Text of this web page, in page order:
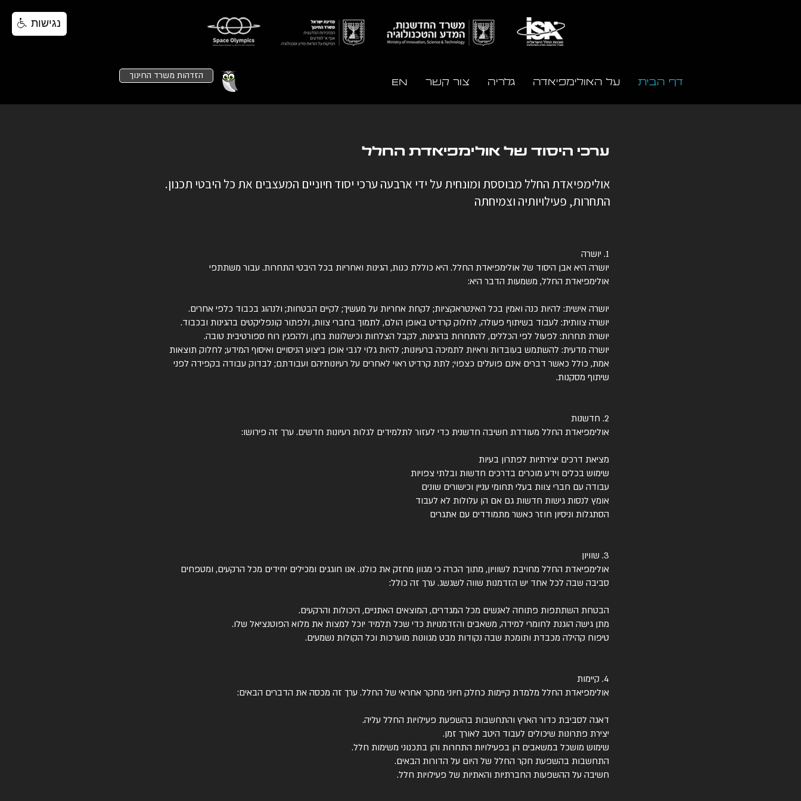
הזדהות משרד החינוך
דף הבית על האולימפיאדה גלריה צור קשר EN
ערכי היסוד של אולימפיאדת החלל
.אולימפיאדת החלל מבוססת ומונחית על ידי ארבעה ערכי יסוד חיוניים המעצבים את כל היבטי תכנון
התחרות, פעילויותיה וצמיחתה
​1. יושרה
יושרה היא אבן היסוד של אולימפיאדת החלל. היא כוללת כנות, הגינות ואחריות בכל היבטי התחרות. עבור משתתפי
אולימפיאדת החלל, משמעות הדבר היא:
יושרה אישית: להיות כנה ואמין בכל האינטראקציות; לקחת אחריות על מעשיך; לקיים הבטחות; ולנהוג בכבוד כלפי אחרים.
יושרה צוותית: לעבוד בשיתוף פעולה, לחלוק קרדיט באופן הולם, לתמוך בחברי צוות, ולפתור קונפליקטים בהגינות ובכבוד.
יושרת תחרות: לפעול לפי הכללים, להתחרות בהגינות, לקבל הצלחות וכישלונות בחן, ולהפגין רוח ספורטיבית טובה.
יושרה מדעית: להשתמש בעובדות וראיות לתמיכה ברעיונות; להיות גלוי לגבי אופן ביצוע הניסויים ואיסוף המידע; לחלוק תוצאות
אמת, כולל כאשר דברים אינם פועלים כצפוי; לתת קרדיט ראוי לאחרים על רעיונותיהם ועבודתם; לבדוק עבודה בקפידה לפני
שיתוף מסקנות.
2. חדשנות
אולימפיאדת החלל מעודדת חשיבה חדשנית כדי לעזור לתלמידים לגלות רעיונות חדשים. ערך זה פירושו:
מציאת דרכים יצירתיות לפתרון בעיות
שימוש בכלים וידע מוכרים בדרכים חדשות ובלתי צפויות
עבודה עם חברי צוות בעלי תחומי עניין וכישורים שונים
אומץ לנסות גישות חדשות גם אם הן עלולות לא לעבוד
הסתגלות וניסיון חוזר כאשר מתמודדים עם אתגרים
3. שוויון
אולימפיאדת החלל מחויבת לשוויון, מתוך הכרה כי מגוון מחזק את כולנו. אנו חוגגים ומכילים יחידים מכל הרקעים, ומטפחים
סביבה שבה לכל אחד יש הזדמנות שווה לשגשג. ערך זה כולל:
הבטחת השתתפות פתוחה לאנשים מכל המגדרים, המוצאים האתניים, היכולות והרקעים.
מתן גישה הוגנת לחומרי למידה, משאבים והזדמנויות כדי שכל תלמיד יוכל למצות את מלוא הפוטנציאל שלו.
טיפוח קהילה מכבדת ותומכת שבה נקודות מבט מגוונות מוערכות וכל הקולות נשמעים.
4. קיימות
אולימפיאדת החלל מלמדת קיימות כחלק חיוני מחקר אחראי של החלל. ערך זה מכסה את הדברים הבאים:
דאגה לסביבת כדור הארץ והתחשבות בהשפעת פעילויות החלל עליה.
יצירת פתרונות שיכולים לעבוד היטב לאורך זמן.
שימוש מושכל במשאבים הן בפעילויות התחרות והן בתכנוני משימות חלל.
התחשבות בהשפעת חקר החלל של היום על הדורות הבאים.
חשיבה על ההשפעות החברתיות והאתיות של פעילויות חלל.
נגישות